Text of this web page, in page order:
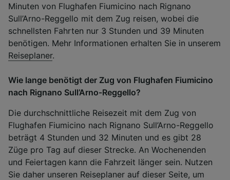
Minuten von Flughafen Fiumicino nach Rignano
Sull’Arno-Reggello mit dem Zug reisen, wobei die
schnellsten Fahrten nur 3 Stunden und 39 Minuten
benötigen. Mehr Informationen erhalten Sie in unserem
Reiseplaner.
Wie lange benötigt der Zug von Flughafen Fiumicino
nach Rignano Sull’Arno-Reggello?
Die durchschnittliche Reisezeit mit dem Zug von
Flughafen Fiumicino nach Rignano Sull’Arno-Reggello
beträgt 4 Stunden und 32 Minuten und es gibt 28
Züge pro Tag auf dieser Strecke. An Wochenenden
und Feiertagen kann die Fahrzeit länger sein. Nutzen
Sie daher unseren Reiseplaner auf dieser Seite, um